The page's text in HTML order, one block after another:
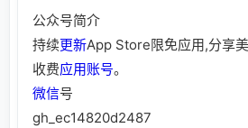
公众号简介
持续更新App Store限免应用,分享
收费应用账号。
微信号
gh_ec14820d2487